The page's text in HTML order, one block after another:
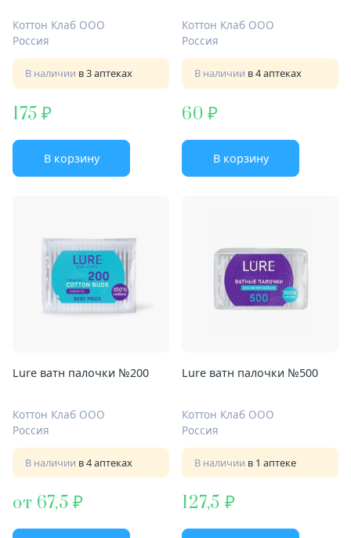
Коттон Клаб ООО
Россия
В наличии в 3 аптеках
175
В корзину
Коттон Клаб ООО
Россия
В наличии в 4 аптеках
60
В корзину
Lure ватн палочки №200
Коттон Клаб ООО
Россия
В наличии в 4 аптеках
от 67,5
Lure ватн палочки №500
Коттон Клаб ООО
Россия
В наличии в 1 аптеке
127,5